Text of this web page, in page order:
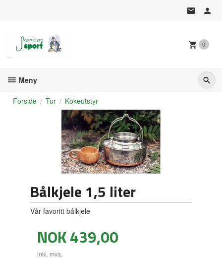
0
Meny
Forside Tur Kokeutstyr
Bålkjele 1,5 liter
Vår favoritt bålkjele
Pris
NOK439,00
inkl. mva.